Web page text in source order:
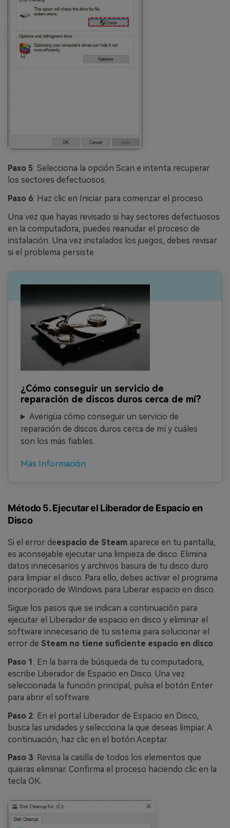
Paso 5: Selecciona la opción Scan e intenta recuperar
los sectores defectuosos.
Paso 6: Haz clic en Iniciar para comenzar el proceso.
Una vez que hayas revisado si hay sectores defectuosos
en la computadora, puedes reanudar el proceso de
instalación. Una vez instalados los juegos, debes revisar
si el problema persiste.
¿Cómo conseguir un servicio de
reparación de discos duros cerca de mí?
Averigüa cómo conseguir un servicio de
reparación de discos duros cerca de mí y cuáles
son los más fiables.
Más Información
Método 5. Ejecutar el Liberador de Espacio en
Disco
Si el error deespacio de Steam aparece en tu pantalla,
es aconsejable ejecutar una limpieza de disco. Elimina
datos innecesarios y archivos basura de tu disco duro
para limpiar el disco. Para ello, debes activar el programa
incorporado de Windows para Liberar espacio en disco.
Sigue los pasos que se indican a continuación para
ejecutar el Liberador de espacio en disco y eliminar el
software innecesario de tu sistema para solucionar el
error de Steam no tiene suficiente espacio en disco:
Paso 1 : En la barra de búsqueda de tu computadora,
escribe Liberador de Espacio en Disco. Una vez
seleccionada la función principal, pulsa el botón Enter
para abrir el software.
Paso 2: En el portal Liberador de Espacio en Disco,
busca las unidades y selecciona la que deseas limpiar. A
continuación, haz clic en el botón Aceptar.
Paso 3: Revisa la casilla de todos los elementos que
quieras eliminar. Confirma el proceso haciendo clic en la
tecla OK.